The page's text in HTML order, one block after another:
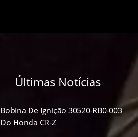
Últimas Notícias
Bobina De Ignição 30520-RB0-003
Do Honda CR-Z